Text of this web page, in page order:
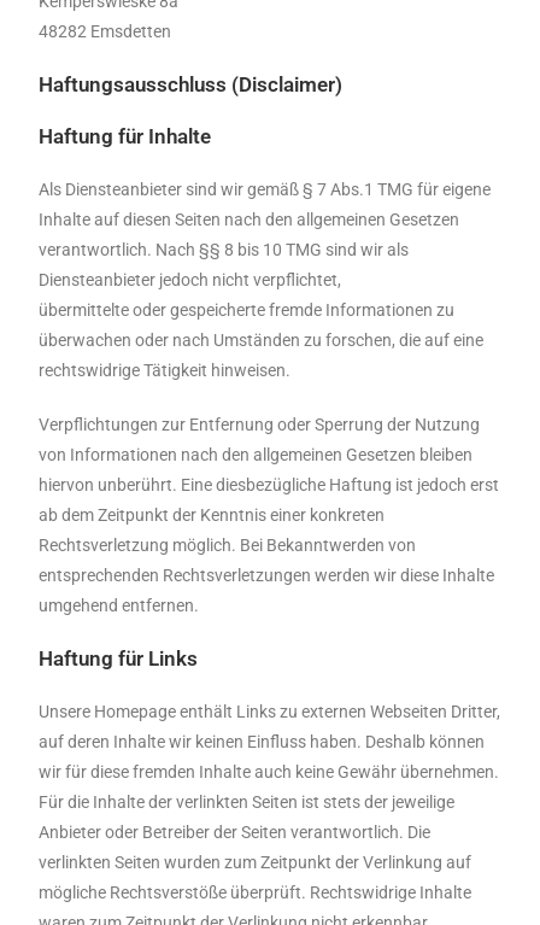
48282 Emsdetten
Haftungsausschluss (Disclaimer)
Haftung für Inhalte
Als Diensteanbieter sind wir gemäß § 7 Abs.1 TMG für eigene
Inhalte auf diesen Seiten nach den allgemeinen Gesetzen
verantwortlich. Nach §§ 8 bis 10 TMG sind wir als
Diensteanbieter jedoch nicht verpflichtet,
übermittelte oder gespeicherte fremde Informationen zu
überwachen oder nach Umständen zu forschen, die auf eine
rechtswidrige Tätigkeit hinweisen.
Verpflichtungen zur Entfernung oder Sperrung der Nutzung
von Informationen nach den allgemeinen Gesetzen bleiben
hiervon unberührt. Eine diesbezügliche Haftung ist jedoch erst
ab dem Zeitpunkt der Kenntnis einer konkreten
Rechtsverletzung möglich. Bei Bekanntwerden von
entsprechenden Rechtsverletzungen werden wir diese Inhalte
umgehend entfernen.
Haftung für Links
Unsere Homepage enthält Links zu externen Webseiten Dritter,
auf deren Inhalte wir keinen Einfluss haben. Deshalb können
wir für diese fremden Inhalte auch keine Gewähr übernehmen.
Für die Inhalte der verlinkten Seiten ist stets der jeweilige
Anbieter oder Betreiber der Seiten verantwortlich. Die
verlinkten Seiten wurden zum Zeitpunkt der Verlinkung auf
mögliche Rechtsverstöße überprüft. Rechtswidrige Inhalte